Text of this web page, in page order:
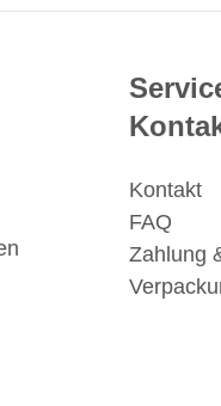
Kontakt
FAQ
Zahlung